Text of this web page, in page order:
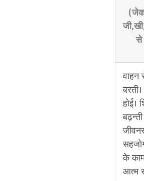
से
वाहन
होई।
बढ़न्ती
के
आत्म